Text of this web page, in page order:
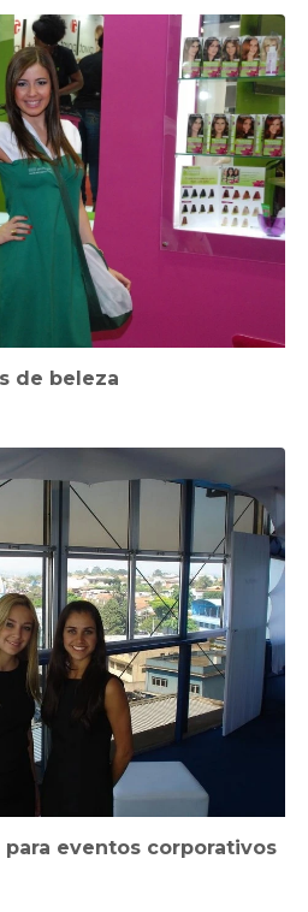
de beleza
eventos corporativos